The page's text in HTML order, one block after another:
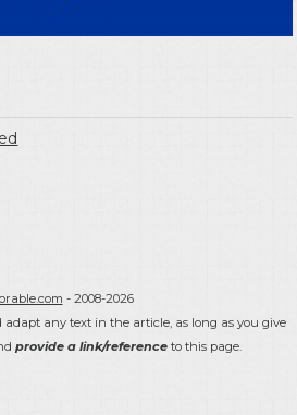
- 2008-2026
adapt any text in the article, as long as you give
provide a link/reference to this page.